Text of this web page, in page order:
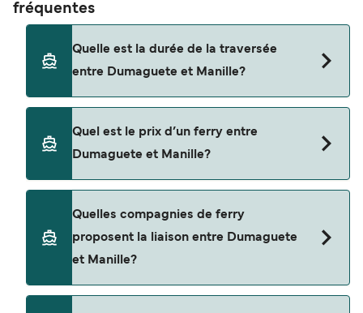
fréquentes
Quelle est la durée de la traversée
entre Dumaguete et Manille?
d'environ 55 heures. La durée des traversées peut
varier d'une saison à l'autre. Nous vous
conseillons donc de vérifier ce qu'il en est, pour le
Quel est le prix d’un ferry entre
Dumaguete et Manille?
de Dumaguete à Manille est de $124. Prix hors
frais de réservation.
Quelles compagnies de ferry
proposent la liaison entre Dumaguete
et Manille?